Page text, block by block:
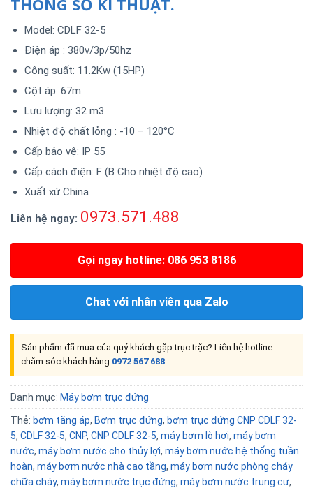
THÔNG SỐ KĨ THUẬT.
Model: CDLF 32-5
Điện áp : 380v/3p/50hz
Công suất: 11.2Kw (15HP)
Cột áp: 67m
Lưu lượng: 32 m3
Nhiệt độ chất lỏng : -10 – 120°C
Cấp bảo vệ: IP 55
Cấp cách điện: F (B Cho nhiệt độ cao)
Xuất xứ China
Liên hệ ngay: 0973.571.488
Gọi ngay hotline: 086 953 8186
Chat với nhân viên qua Zalo
Sản phẩm đã mua của quý khách gặp trục trặc? Liên hệ hotline
chăm sóc khách hàng 0972 567 688
Danh mục: Máy bơm trục đứng
Thẻ: bơm tăng áp, Bơm trục đứng, bơm trục đứng CNP CDLF 32-
5, CDLF 32-5, CNP, CNP CDLF 32-5, máy bơm lò hơi, máy bơm
nước, máy bơm nước cho thủy lợi, máy bơm nước hệ thống tuần
hoàn, máy bơm nước nhà cao tầng, máy bơm nước phòng cháy
chữa cháy, máy bơm nước trục đứng, máy bơm nước trung cư,